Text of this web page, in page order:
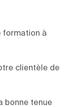
formation à
clientèle de
bonne tenue